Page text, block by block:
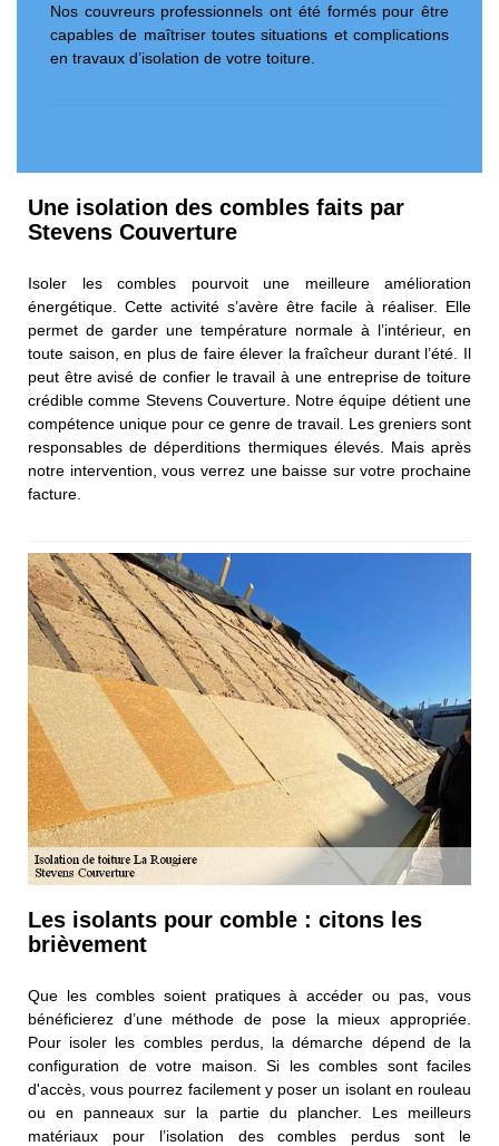
Nos couvreurs professionnels ont été formés pour être
capables de maîtriser toutes situations et complications
en travaux d’isolation de votre toiture.
Une isolation des combles faits par
Stevens Couverture
Isoler les combles pourvoit une meilleure amélioration
énergétique. Cette activité s’avère être facile à réaliser. Elle
permet de garder une température normale à l’intérieur, en
toute saison, en plus de faire élever la fraîcheur durant l’été. Il
peut être avisé de confier le travail à une entreprise de toiture
crédible comme Stevens Couverture. Notre équipe détient une
compétence unique pour ce genre de travail. Les greniers sont
responsables de déperditions thermiques élevés. Mais après
notre intervention, vous verrez une baisse sur votre prochaine
facture.
Les isolants pour comble : citons les
brièvement
Que les combles soient pratiques à accéder ou pas, vous
bénéficierez d’une méthode de pose la mieux appropriée.
Pour isoler les combles perdus, la démarche dépend de la
configuration de votre maison. Si les combles sont faciles
d'accès, vous pourrez facilement y poser un isolant en rouleau
ou en panneaux sur la partie du plancher. Les meilleurs
matériaux pour l’isolation des combles perdus sont le